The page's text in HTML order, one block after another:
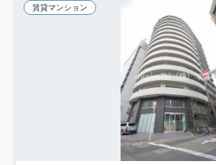
賃貸マンション